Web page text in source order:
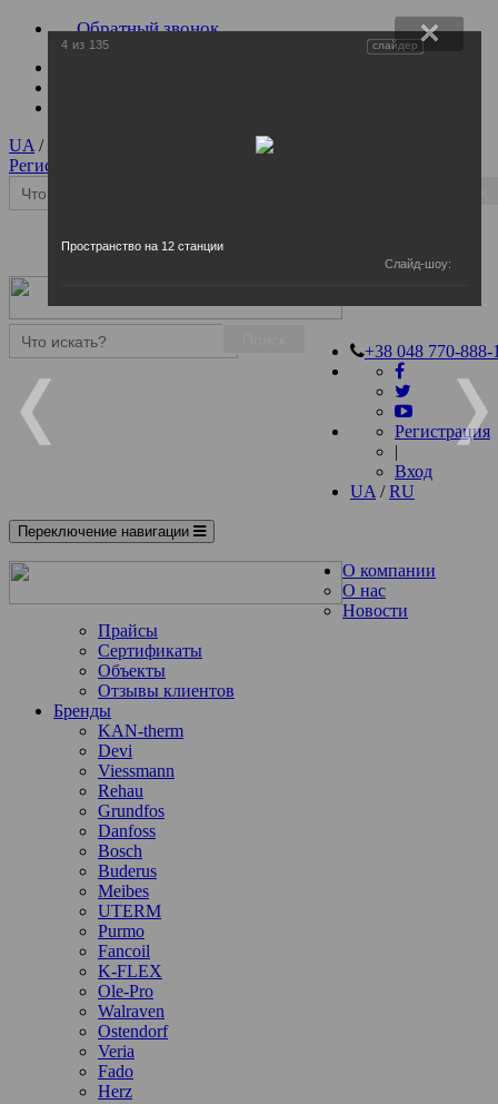
Обратный звонок
UA /
Регистрация
+38 048 770-888-
Регистрация
|
Вход
UA /RU
Переключение навигации
О компании
О нас
Новости
Прайсы
Сертификаты
Объекты
Отзывы клиентов
Бренды
KAN-therm
Devi
Viessmann
Rehau
Grundfos
Danfoss
Bosch
Buderus
Meibes
UTERM
Purmo
Fancoil
K-FLEX
Ole-Pro
Walraven
Ostendorf
Veria
Fado
Herz
4 из 135 слайдер
Пространство на 12 станции
Слайд-шоу: